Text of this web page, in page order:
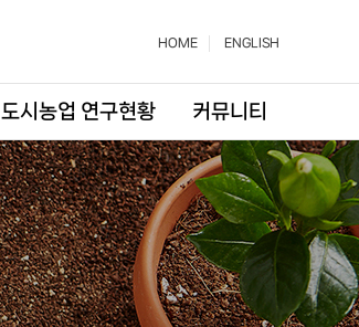
HOME ENGLISH
도시농업 연구현황 커뮤니티